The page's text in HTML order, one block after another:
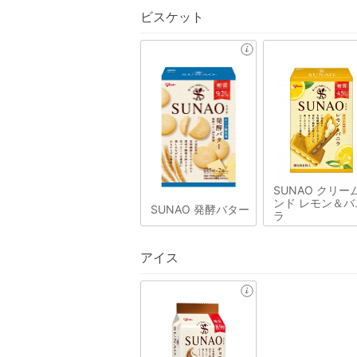
ビスケット
SUNAO 発酵バター
SUNAO クリー
ンド レモン＆バ
ラ
アイス